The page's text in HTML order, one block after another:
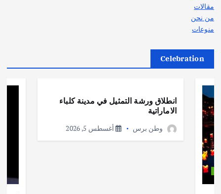
مقالات
من نحن
منوعات
Celebration
انطلاق ورشة التمثيل في مدينة كلباء
الاماراتية
وطن برس أغسطس 5, 2026